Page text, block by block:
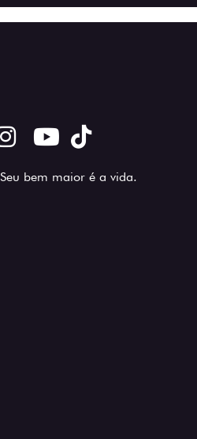
bem maior é a vida.